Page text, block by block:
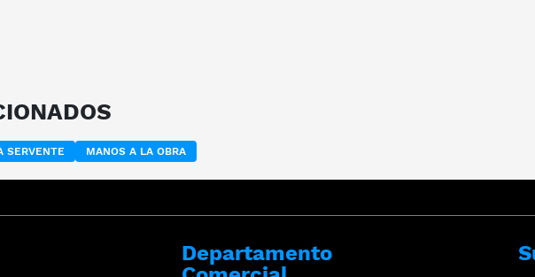
SERVENTE MANOS A LA OBRA
Departamento